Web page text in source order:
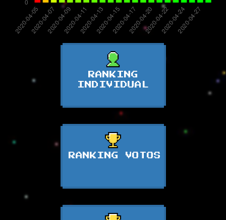
RANKING
INDIVIDUAL
RANKING VOTOS